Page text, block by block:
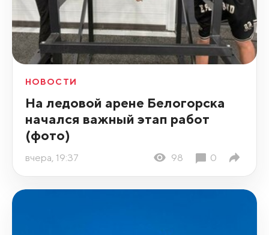
НОВОСТИ
На ледовой арене Белогорска
начался важный этап работ
(фото)
вчера, 19:37 98 0